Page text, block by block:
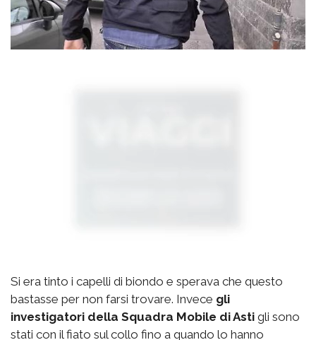
Si era tinto i capelli di biondo e sperava che questo
bastasse per non farsi trovare. Invece gli
investigatori della Squadra Mobile di Asti gli sono
stati con il fiato sul collo fino a quando lo hanno